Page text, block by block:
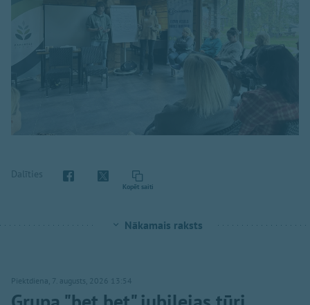
Dalīties
Kopēt saiti
Nākamais raksts
Piektdiena, 7. augusts, 2026 13:54